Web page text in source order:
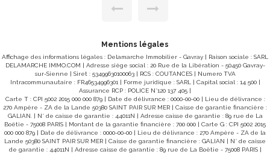
récente (2022) Plain-pied Cuisine aménagée ouverte
Garage attenant Combles aménageables Terrain d'environ
490 m² PRIX : 199.000€ (honoraires charge vendeur), Réf
10725SC CLASSE ENERGIE : B (88) CLASSE CLIMAT : A(2),
Montant estimé des dépenses annuelles d'énergie pour un
usage standard entre 411€ et 557€ indexées aux années
2021, 2022 et 2023 (abonnement compris). "Les
informations sur les risques auxquels ce bien est exposé
sont disponibles sur le site Géorisques :
www.georisques.gouv.fr" Pour visiter contacter Samuel
COLLIBEAUX à l'agence d 'AVRANCHES 07 76 86 35 53 ou
02 33 91 40 43 Une belle opportunité à découvrir
rapidement !
Mentions légales
Affichage des informations légales : Delamarche Immobilier - Gavray | Raison sociale : SARL
DELAMARCHE IMMO.COM | Adresse siège social : 20 Rue de la Libération - 50450 Gavray-
sur-Sienne | Siret : 53499630100063 | RCS : COUTANCES | Numero TVA
Intracommunautaire : FR46534996301 | Forme juridique : SARL | Capital social : 14 500 |
Assurance RCP : POLICE N°120 137 405 |
Carte T : CPI 5002 2015 000 000 879 | Date de délivrance : 0000-00-00 | Lieu de délivrance :
270 Ampère - ZA de la Lande 50380 SAINT PAIR SUR MER | Caisse de garantie financière :
GALIAN. | N° de caisse de garantie : 44011N | Adresse caisse de garantie : 89 rue de La
Boëtie - 75008 PARIS | Montant de la garantie financière : 700 000 | Carte G : CPI 5002 2015
000 000 879 | Date de délivrance : 0000-00-00 | Lieu de délivrance : 270 Ampère - ZA de la
Lande 50380 SAINT PAIR SUR MER | Caisse de garantie financière : GALIAN | N° de caisse
de garantie : 44011N | Adresse caisse de garantie : 89 rue de La Boëtie - 75008 PARIS |